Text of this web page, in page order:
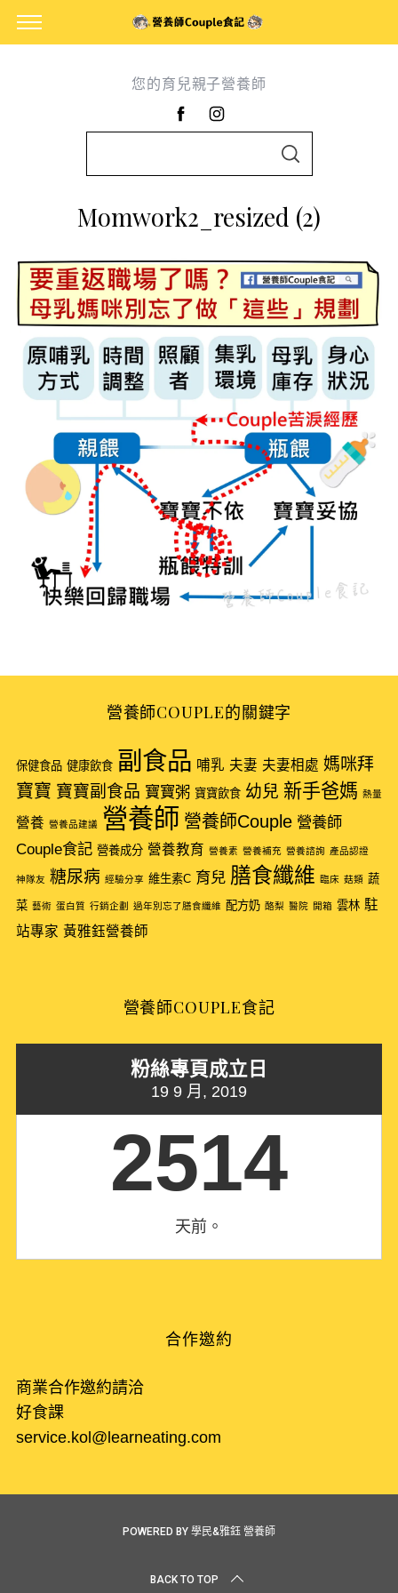
您的育兒親子營養師
r
h
f
o
r
:
S
C
H
Momwork2_resized (2)
營養師COUPLE的關鍵字
保健食品 健康飲食 副食品 哺乳 夫妻 夫妻相處 媽咪拜
寶寶 寶寶副食品 寶寶粥 寶寶飲食 幼兒 新手爸媽 熱量
營養 營養品建議 營養師 營養師Couple 營養師
Couple食記 營養成分 營養教育 營養素 營養補充 營養諮詢 產品認證
神隊友 糖尿病 經驗分享 維生素C 育兒 膳食纖維 臨床 菇類 蔬
菜 藝術 蛋白質 行銷企劃 過年別忘了膳食纖維 配方奶 酪梨 醫院 開箱 雲林 駐
站專家 黃雅鈺營養師
營養師COUPLE食記
粉絲專頁成立日
19 9 月, 2019
2514
天前。
合作邀約
商業合作邀約請洽
好食課
service.kol@learneating.com
POWERED BY 學民&雅鈺 營養師
BACK TO TOP
c
h
o
r
: